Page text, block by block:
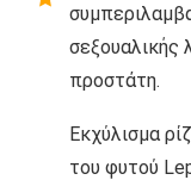
σεξουαλικής
προστάτη.
Εκχύλισμα
του φυτού